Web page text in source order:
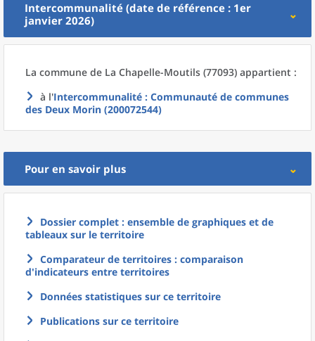
Intercommunalité (date de référence : 1er
janvier 2026)
La commune de La Chapelle-Moutils (77093) appartient :
à l'Intercommunalité : Communauté de communes
des Deux Morin (200072544)
Pour en savoir plus
Dossier complet : ensemble de graphiques et de
tableaux sur le territoire
Comparateur de territoires : comparaison
d'indicateurs entre territoires
Données statistiques sur ce territoire
Publications sur ce territoire